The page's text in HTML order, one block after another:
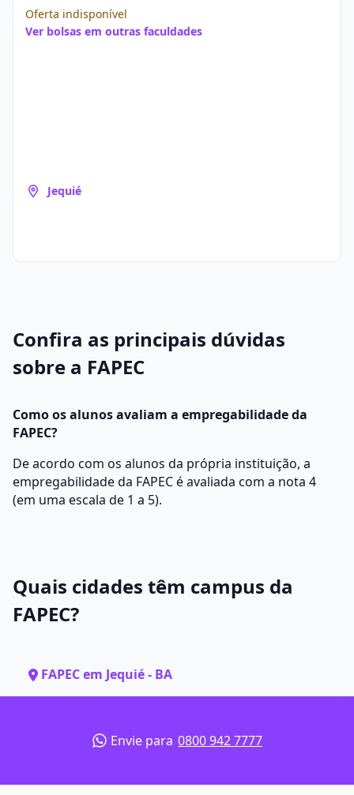
Oferta indisponível
Ver bolsas em outras faculdades
Jequié
Confira as principais dúvidas
sobre a FAPEC
Como os alunos avaliam a empregabilidade da
FAPEC?
De acordo com os alunos da própria instituição, a
empregabilidade da FAPEC é avaliada com a nota 4
(em uma escala de 1 a 5).
Quais cidades têm campus da
FAPEC?
FAPEC em Jequié - BA
Envie para 0800 942 7777